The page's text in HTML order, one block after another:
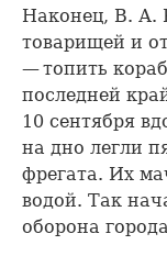
Наконец, В. А.
товарищей и
— топить
последней
10 сентября
на дно легли
фрегата. Их
водой. Так
оборона